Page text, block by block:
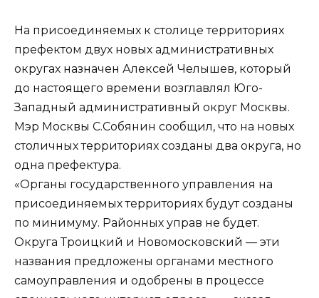
На присоединяемых к столице территориях
префектом двух новых административных
округах назначен Алексей Челышев, который
до настоящего времени возглавлял Юго-
Западный административный округ Москвы.
Мэр Москвы С.Собянин сообщил, что на новых
столичных территориях созданы два округа, но
одна префектура.
«Органы государственного управления на
присоединяемых территориях будут созданы
по минимуму. Районных управ не будет.
Округа Троицкий и Новомосковский — эти
названия предложены органами местного
самоуправления и одобрены в процессе